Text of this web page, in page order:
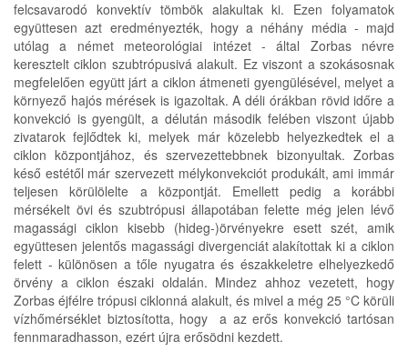
felcsavarodó konvektív tömbök alakultak ki. Ezen folyamatok
együttesen azt eredményezték, hogy a néhány média - majd
utólag a német meteorológiai intézet - által Zorbas névre
keresztelt ciklon szubtrópusivá alakult. Ez viszont a szokásosnak
megfelelően együtt járt a ciklon átmeneti gyengülésével, melyet a
környező hajós mérések is igazoltak. A déli órákban rövid időre a
konvekció is gyengült, a délután második felében viszont újabb
zivatarok fejlődtek ki, melyek már közelebb helyezkedtek el a
ciklon központjához, és szervezettebbnek bizonyultak. Zorbas
késő estétől már szervezett mélykonvekciót produkált, ami immár
teljesen körülölelte a központját. Emellett pedig a korábbi
mérsékelt övi és szubtrópusi állapotában felette még jelen lévő
magassági ciklon kisebb (hideg-)örvényekre esett szét, amik
együttesen jelentős magassági divergenciát alakítottak ki a ciklon
felett - különösen a tőle nyugatra és északkeletre elhelyezkedő
örvény a ciklon északi oldalán. Mindez ahhoz vezetett, hogy
Zorbas éjfélre trópusi ciklonná alakult, és mivel a még 25 °C körüli
vízhőmérséklet biztosította, hogy a az erős konvekció tartósan
fennmaradhasson, ezért újra erősödni kezdett.